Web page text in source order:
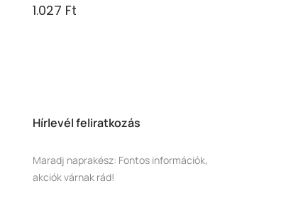
1.027 Ft
Hírlevél feliratkozás
Maradj naprakész: Fontos információk,
akciók várnak rád!